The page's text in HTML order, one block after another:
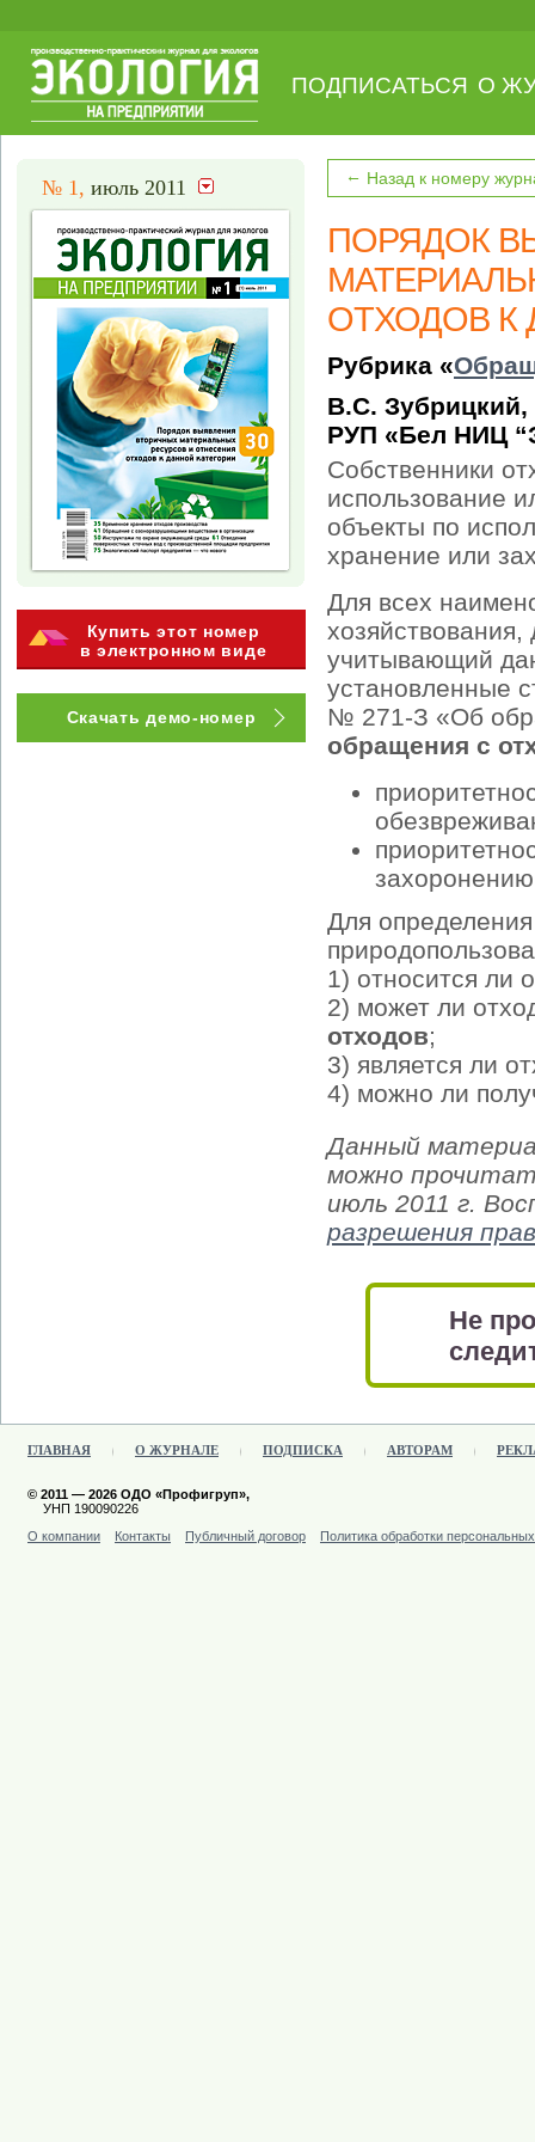
ПОДПИСАТЬСЯ О
№ 1, июль 2011
Купить этот номер
в электронном виде
Скачать демо-номер
← Назад к номеру
ПОРЯДОК
ОТХОДОВ К
Рубрика «
В.С. Зубрицкий,
РУП «Бел НИЦ
Собственники
использование
объекты по
хранение или
Для всех
учитывающий
установленные
№ 271-З «Об
обращения с
Для
1) относится ли
2) может ли
отходов;
3) является ли
4) можно ли
Данный
можно
июль 2011 г.
разрешения
Не
ГЛАВНАЯ О ЖУРНАЛЕ ПОДПИСКА АВТОРАМ
© 2011 — 2026 ОДО «Профигруп»,
УНП 190090226
О компании
Контакты Публичный договор Политика обработки